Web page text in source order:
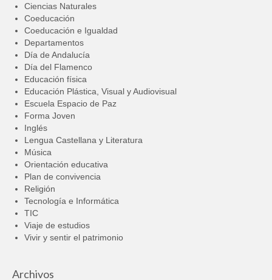
Ciencias Naturales
Coeducación
Coeducación e Igualdad
Departamentos
Día de Andalucía
Día del Flamenco
Educación física
Educación Plástica, Visual y Audiovisual
Escuela Espacio de Paz
Forma Joven
Inglés
Lengua Castellana y Literatura
Música
Orientación educativa
Plan de convivencia
Religión
Tecnología e Informática
TIC
Viaje de estudios
Vivir y sentir el patrimonio
Archivos